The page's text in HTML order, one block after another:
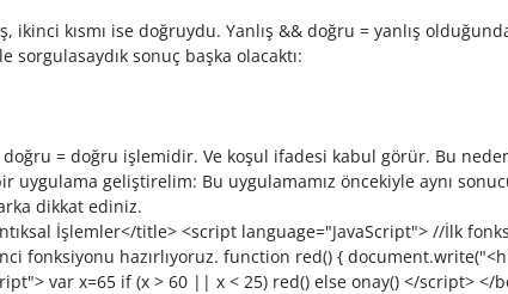
ikinci kısmı ise doğruydu. Yanlış && doğru = yanlış
sonuç başka olacaktı:
= doğru işlemidir. Ve koşul ifadesi kabul görür. Bu
uygulama geliştirelim: Bu uygulamamız öncekiyle aynı
dikkat ediniz.
İşlemler</title> <script language="JavaScript"> //İlk
fonksiyonu hazırlıyoruz. function red() {
var x=65 if (x > 60 || x < 25) red() else onay() </script> </